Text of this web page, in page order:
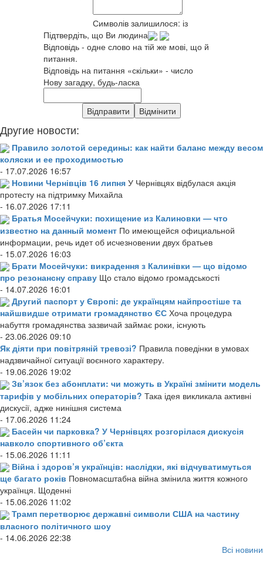
Символів залишилося: із
Підтвердіть, що Ви людина
Відповідь - одне слово на тій же мові, що й
питання.
Відповідь на питання «скільки» - число
Нову загадку, будь-ласка
Другие новости:
Правило золотой середины: как найти баланс между весом
коляски и ее проходимостью
- 17.07.2026 16:57
Новини Чернівців 16 липня У Чернівцях відбулася акція
протесту на підтримку Михайла
- 16.07.2026 17:11
Братья Мосейчуки: похищение из Калиновки — что
известно на данный момент По имеющейся официальной
информации, речь идет об исчезновении двух братьев
- 15.07.2026 16:03
Брати Мосейчуки: викрадення з Калинівки — що відомо
про резонансну справу Що стало відомо громадськості
- 14.07.2026 16:01
Другий паспорт у Європі: де українцям найпростіше та
найшвидше отримати громадянство ЄС Хоча процедура
набуття громадянства зазвичай займає роки, існують
- 23.06.2026 09:10
Як діяти при повітряній тревозі? Правила поведінки в умовах
надзвичайної ситуації воєнного характеру.
- 19.06.2026 19:02
Зв’язок без абонплати: чи можуть в Україні змінити модель
тарифів у мобільних операторів? Така ідея викликала активні
дискусії, адже нинішня система
- 17.06.2026 11:24
Басейн чи парковка? У Чернівцях розгорілася дискусія
навколо спортивного об’єкта
- 15.06.2026 11:11
Війна і здоров’я українців: наслідки, які відчуватимуться
ще багато років Повномасштабна війна змінила життя кожного
українця. Щоденні
- 15.06.2026 11:02
Трамп перетворює державні символи США на частину
власного політичного шоу
- 14.06.2026 22:38
Всі новини